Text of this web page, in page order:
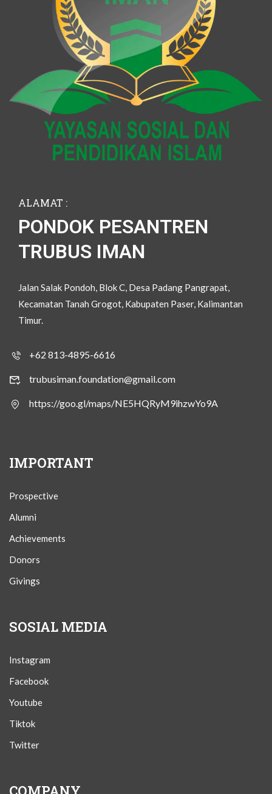
ALAMAT :
PONDOK PESANTREN
TRUBUS IMAN
Jalan Salak Pondoh, Blok C, Desa Padang Pangrapat,
Kecamatan Tanah Grogot, Kabupaten Paser, Kalimantan
Timur.
+62 813-4895-6616
trubusiman.foundation@gmail.com
https://goo.gl/maps/NE5HQRyM9ihzwYo9A
IMPORTANT
Prospective
Alumni
Achievements
Donors
Givings
SOSIAL MEDIA
Instagram
Facebook
Youtube
Tiktok
Twitter